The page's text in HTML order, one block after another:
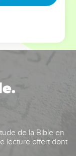
de la Bible en
lecture offert dont